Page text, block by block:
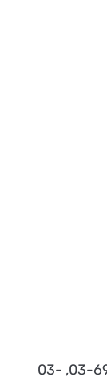
טלפונים להזמנות – בית האופרה: 03-6927777, 03-